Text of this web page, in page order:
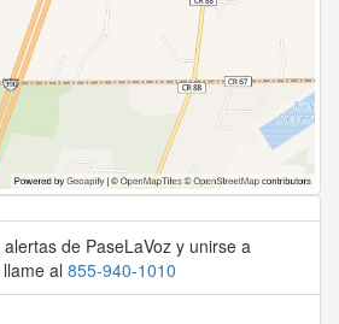
de PaseLaVoz y unirse a
al 855-940-1010